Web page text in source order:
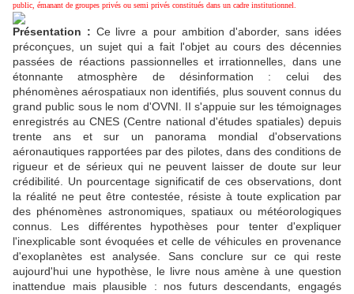
public, émanant de groupes privés ou semi privés constitués dans un cadre institutionnel.
Présentation : Ce livre a pour ambition d'aborder, sans idées
préconçues, un sujet qui a fait l'objet au cours des décennies
passées de réactions passionnelles et irrationnelles, dans une
étonnante atmosphère de désinformation : celui des
phénomènes aérospatiaux non identifiés, plus souvent connus du
grand public sous le nom d'OVNI. II s'appuie sur les témoignages
enregistrés au CNES (Centre national d'études spatiales) depuis
trente ans et sur un panorama mondial d'observations
aéronautiques rapportées par des pilotes, dans des conditions de
rigueur et de sérieux qui ne peuvent laisser de doute sur leur
crédibilité. Un pourcentage significatif de ces observations, dont
la réalité ne peut être contestée, résiste à toute explication par
des phénomènes astronomiques, spatiaux ou météorologiques
connus. Les différentes hypothèses pour tenter d'expliquer
l'inexplicable sont évoquées et celle de véhicules en provenance
d'exoplanètes est analysée. Sans conclure sur ce qui reste
aujourd'hui une hypothèse, le livre nous amène à une question
inattendue mais plausible : nos futurs descendants, engagés